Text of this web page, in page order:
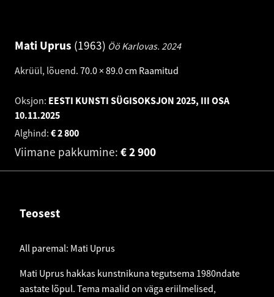
Mati Uprus 1963 Öö Karlovas. 2024
Akrüül, lõuend. 70.0 × 89.0 cm Raamitud
Oksjon: EESTI KUNSTI SÜGISOKSJON 2025, III OSA
10.11.2025
Alghind:
2 800
€
Viimane pakkumine: 2 900
€
Teosest
All paremal: Mati Uprus
Mati Uprus hakkas kunstnikuna tegutsema 1980ndate
aastate lõpul. Tema maalid on väga eriilmelised,